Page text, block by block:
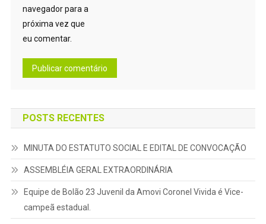
navegador para a
próxima vez que
eu comentar.
POSTS RECENTES
MINUTA DO ESTATUTO SOCIAL E EDITAL DE CONVOCAÇÃO
ASSEMBLÉIA GERAL EXTRAORDINÁRIA
Equipe de Bolão 23 Juvenil da Amovi Coronel Vivida é Vice-
campeã estadual.